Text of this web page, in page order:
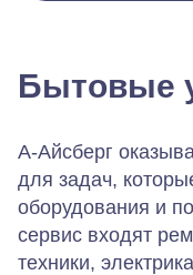
Бытовые
А-Айсберг
для задач,
оборудования и
сервис входят
техники,